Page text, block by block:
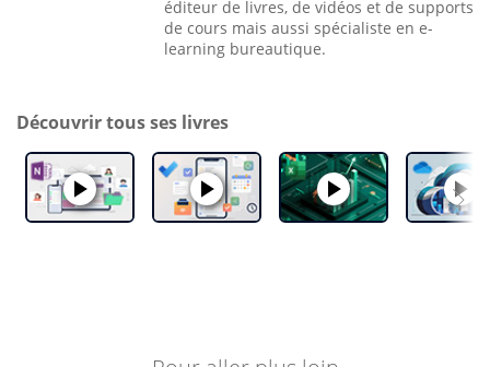
éditeur de livres, de vidéos et de supports
de cours mais aussi spécialiste en e-
learning bureautique.
Découvrir tous ses livres